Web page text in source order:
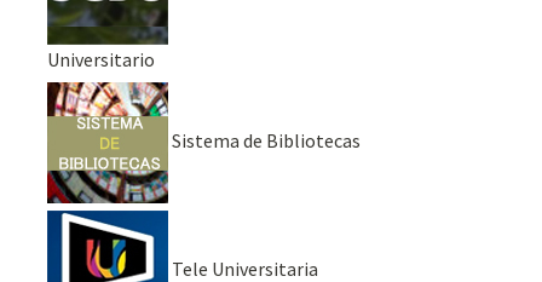
Universitario
Sistema de Bibliotecas
Tele Universitaria